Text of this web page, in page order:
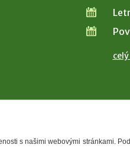
s našimi webovými stránkami.